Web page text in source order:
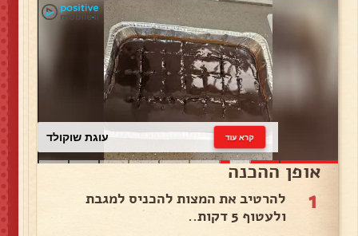
עוגת שוקולד קרא עוד
אופן ההכנה
1
להרטיב את המצות להכניס למגבת
ולעטוף 5 דקות..